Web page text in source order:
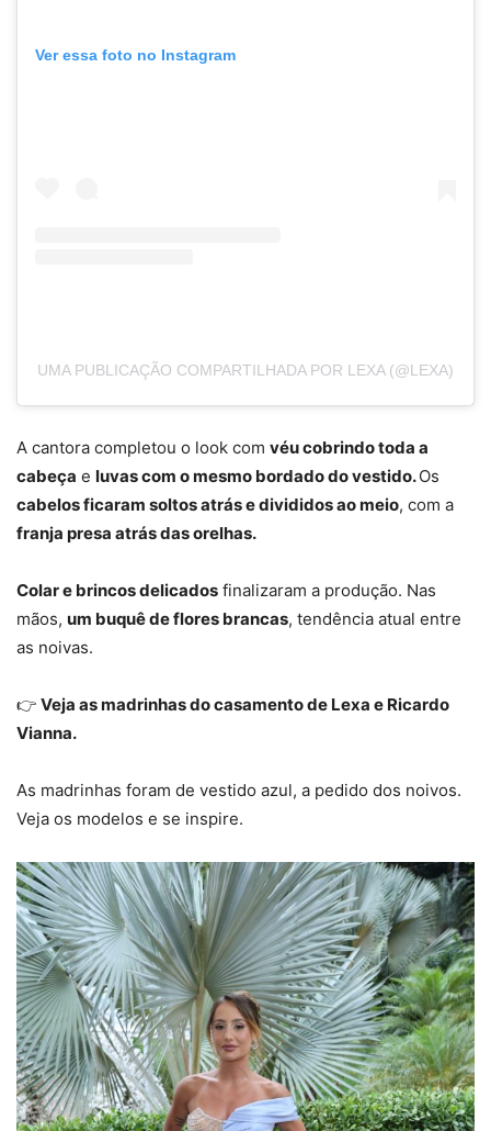
Ver essa foto no Instagram
UMA PUBLICAÇÃO COMPARTILHADA POR LEXA (@LEXA)
A cantora completou o look com véu cobrindo toda a
cabeça e luvas com o mesmo bordado do vestido.Os
cabelos ficaram soltos atrás e divididos ao meio, com a
franja presa atrás das orelhas.
Colar e brincos delicados finalizaram a produção. Nas
mãos, um buquê de flores brancas, tendência atual entre
as noivas.
👉 Veja as madrinhas do casamento de Lexa e Ricardo
Vianna.
As madrinhas foram de vestido azul, a pedido dos noivos.
Veja os modelos e se inspire.